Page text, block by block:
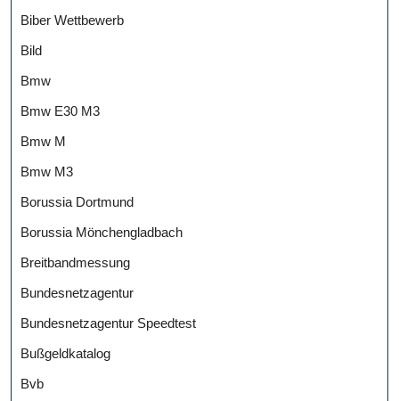
Biber Wettbewerb
Bild
Bmw
Bmw E30 M3
Bmw M
Bmw M3
Borussia Dortmund
Borussia Mönchengladbach
Breitbandmessung
Bundesnetzagentur
Bundesnetzagentur Speedtest
Bußgeldkatalog
Bvb